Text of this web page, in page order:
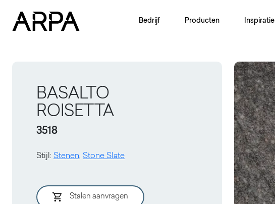
Bedrijf Producten Inspiratie
BASALTO
ROISETTA
3518
Stijl : Stenen, Stone Slate
Stalen aanvragen